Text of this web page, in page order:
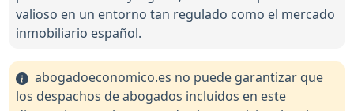
valioso en un entorno tan regulado como el mercado
inmobiliario español.
abogadoeconomico.es no puede garantizar que
los despachos de abogados incluidos en este